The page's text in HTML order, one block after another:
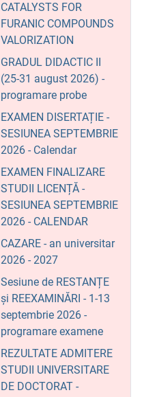
CATALYSTS FOR
FURANIC COMPOUNDS
VALORIZATION
GRADUL DIDACTIC II
(25-31 august 2026) -
programare probe
EXAMEN DISERTAȚIE -
SESIUNEA SEPTEMBRIE
2026 - Calendar
EXAMEN FINALIZARE
STUDII LICENȚĂ -
SESIUNEA SEPTEMBRIE
2026 - CALENDAR
CAZARE - an universitar
2026 - 2027
Sesiune de RESTANȚE
și REEXAMINĂRI - 1-13
septembrie 2026 -
programare examene
REZULTATE ADMITERE
STUDII UNIVERSITARE
DE DOCTORAT -